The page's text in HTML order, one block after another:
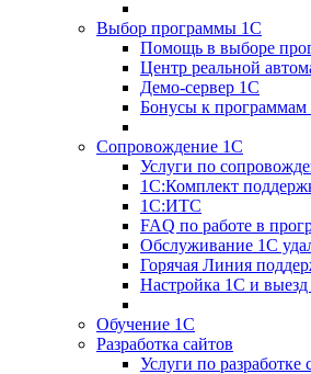
Выбор программы 1С
Помощь в выборе
Центр реальной
Демо-сервер 1С
Бонусы к программам
Сопровождение 1С
Услуги по
1С:Комплект
1С:ИТС
FAQ по работе в
Обслуживание 1С
Горячая Линия
Настройка 1С и выезд
Обучение 1С
Разработка сайтов
Услуги по разработке